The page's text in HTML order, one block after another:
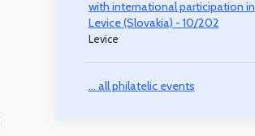
with international participation in
Levice (Slovakia) - 10/202
Levice
... all philatelic events